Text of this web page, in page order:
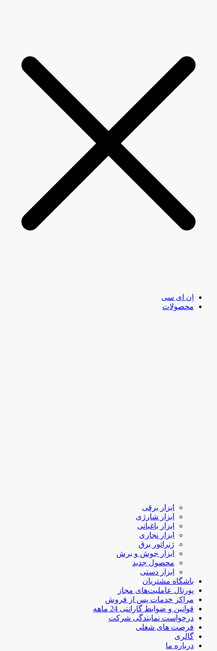
اِن ای سی
محصولات
ابزار برقی
ابزار شارژی
ابزار باغبانی
ابزار نجاری
ژنراتور برق
ابزار جوش و برش
محصول جدید
ابزار دستی
باشگاه مشتریان
پورتال عاملیت‌های مجاز
مراکز خدمات پس از فروش
قوانین و ضوابط گارانتی 24 ماهه
درخواست نمایندگی شرکت
فرصت های شغلی
گالری
درباره ما